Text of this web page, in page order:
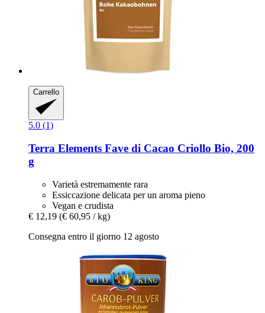
Carrello
5.0 (1)
Terra Elements Fave di Cacao Criollo Bio, 200
g
Varietà estremamente rara
Essiccazione delicata per un aroma pieno
Vegan e crudista
€ 12,19 (€ 60,95 / kg)
Consegna entro il giorno 12 agosto